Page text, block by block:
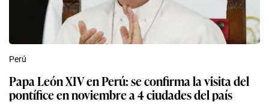
Perú
Papa León XIV en Perú: se confirma la visita del
pontífice en noviembre a 4 ciudades del país